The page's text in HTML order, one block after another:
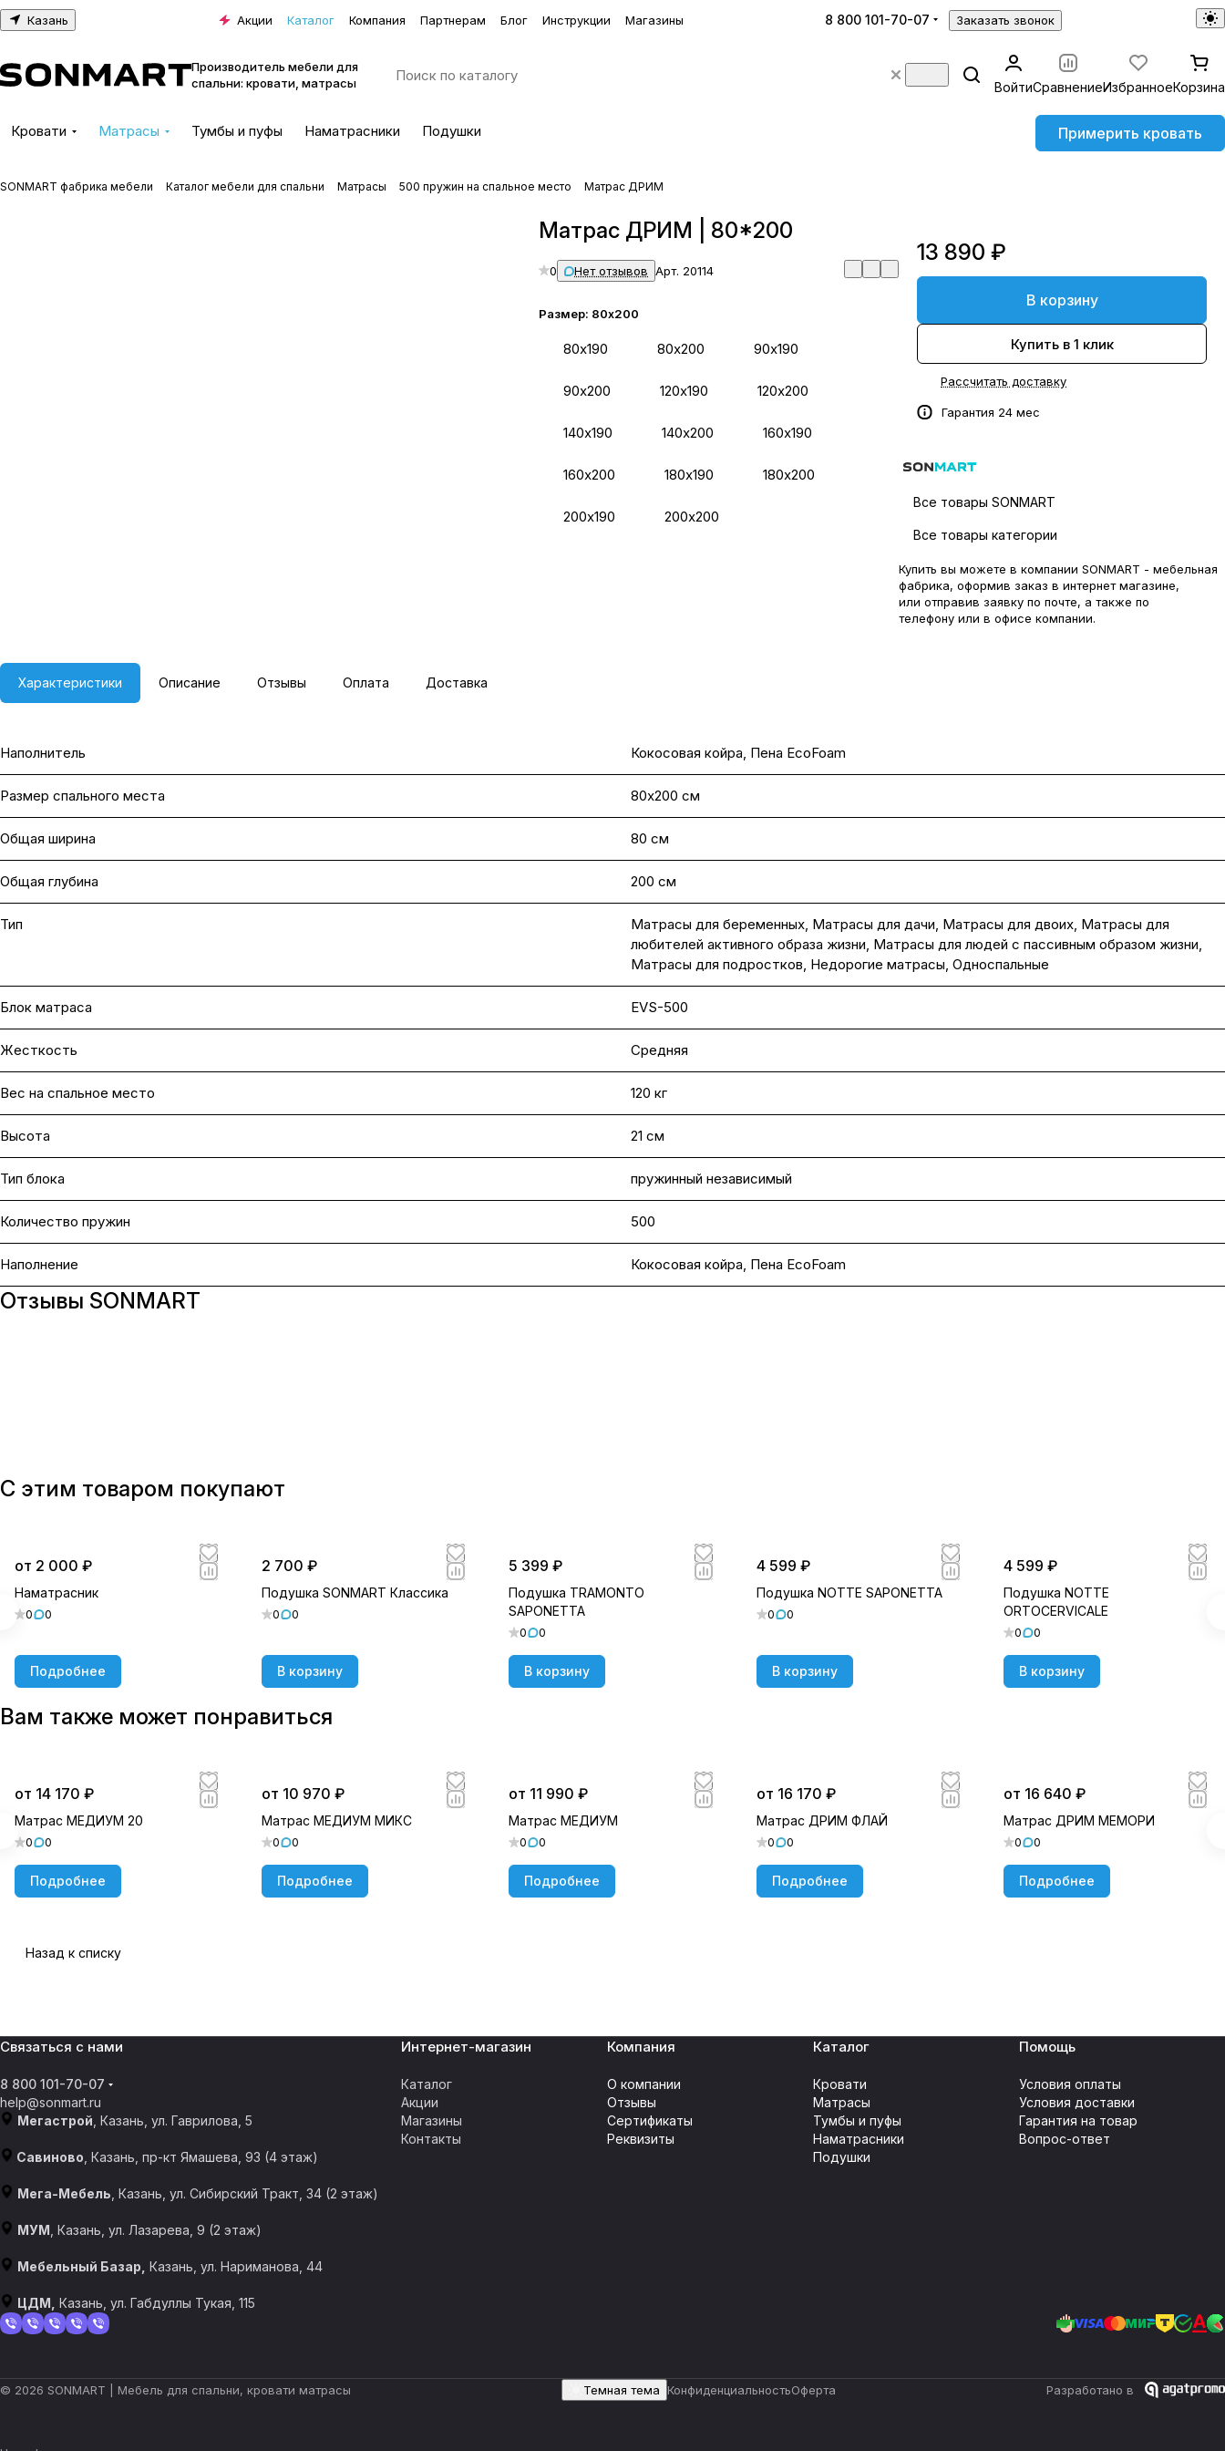
Казань Акции Каталог Компания Партнерам Блог Инструкции Магазины 8 800 101-70-07 Заказать звонок
Производитель мебели для
спальни: кровати, матрасы
ВойтиСравнениеИзбранноеКорзина
Кровати Матрасы Тумбы и пуфы Наматрасники Подушки Примерить кровать
SONMART фабрика мебели Каталог мебели для спальни Матрасы 500 пружин на спальное место Матрас ДРИМ
Матрас ДРИМ | 80*200
0 Нет отзывов Арт. 20114
Размер: 80х200
80х190 80х200 90х190
90х200 120х190 120х200
140х190 140х200 160х190
160х200 180х190 180х200
200х190 200х200
13 890 ₽
В корзину
Купить в 1 клик
Рассчитать доставку
Гарантия 24 мес
Все товары SONMART
Все товары категории
Купить вы можете в компании SONMART - мебельная
фабрика, оформив заказ в интернет магазине,
или отправив заявку по почте, а также по
телефону или в офисе компании.
Характеристики Описание Отзывы Оплата Доставка
Наполнитель Кокосовая койра, Пена EcoFoam
Размер спального места 80х200 см
Общая ширина 80 см
Общая глубина 200 см
Тип Матрасы для беременных, Матрасы для дачи, Матрасы для двоих, Матрасы для
любителей активного образа жизни, Матрасы для людей с пассивным образом жизни,
Матрасы для подростков, Недорогие матрасы, Односпальные
Блок матраса EVS-500
Жесткость Средняя
Вес на cпальное место 120 кг
Высота 21 см
Тип блока пружинный независимый
Количество пружин 500
Наполнение Кокосовая койра, Пена EcoFoam
Отзывы SONMART
С этим товаром покупают
от 2 000 ₽
Наматрасник
0 0
Подробнее
2 700 ₽
Подушка SONMART Классика
0 0
В корзину
5 399 ₽
Подушка TRAMONTO
SAPONETTA
0 0
В корзину
4 599 ₽
Подушка NOTTE SAPONETTA
0 0
В корзину
4 599 ₽
Подушка NOTTE
ORTOCERVICALE
0 0
В корзину
Вам также может понравиться
от 14 170 ₽
Матрас МЕДИУМ 20
0 0
Подробнее
от 10 970 ₽
Матрас МЕДИУМ МИКС
0 0
Подробнее
от 11 990 ₽
Матрас МЕДИУМ
0 0
Подробнее
от 16 170 ₽
Матрас ДРИМ ФЛАЙ
0 0
Подробнее
от 16 640 ₽
Матрас ДРИМ МЕМОРИ
0 0
Подробнее
Назад к списку
Связаться с нами
8 800 101-70-07
help@sonmart.ru
Мегастрой , Казань, ул. Гаврилова, 5
Савиново , Казань, пр-кт Ямашева, 93 (4 этаж)
Мега-Мебель , Казань, ул. Сибирский Тракт, 34 (2 этаж)
МУМ , Казань, ул. Лазарева, 9 (2 этаж)
Мебельный Базар, Казань, ул. Нариманова, 44
ЦДМ, Казань, ул. Габдуллы Тукая, 115
Интернет-магазин
Каталог
Акции
Магазины
Контакты
Компания
О компании
Отзывы
Сертификаты
Реквизиты
Каталог
Кровати
Матрасы
Тумбы и пуфы
Наматрасники
Подушки
Помощь
Условия оплаты
Условия доставки
Гарантия на товар
Вопрос-ответ
© 2026 SONMART | Мебель для спальни, кровати матрасы Темная тема КонфиденциальностьОферта Разработано в